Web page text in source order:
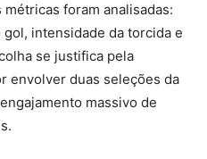
foram analisadas:
intensidade da torcida e
se justifica pela
envolver duas seleções da
massivo de